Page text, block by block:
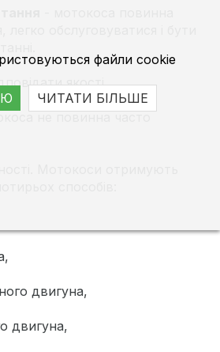
якості
двигуна,
двигуна,
файли cookie
ЧИТАТИ БІЛЬШЕ